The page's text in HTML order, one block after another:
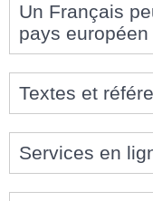
Un Français
pays européen
Textes et
Services en